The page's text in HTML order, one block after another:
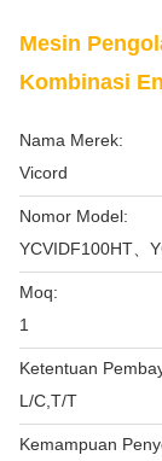
Mesin
Kombinasi
Nama Merek:
Vicord
Nomor Model:
YCVIDF100HT、
Moq:
1
Ketentuan
L/C,T/T
Kemampuan